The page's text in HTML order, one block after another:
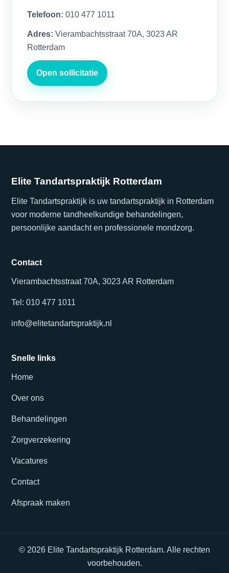
Telefoon: 010 477 1011
Adres: Vierambachtsstraat 70A, 3023 AR
Rotterdam
Open sollicitatie
Elite Tandartspraktijk Rotterdam
Elite Tandartspraktijk is uw tandartspraktijk in Rotterdam
voor moderne tandheelkundige behandelingen,
persoonlijke aandacht en professionele mondzorg.
Contact
Vierambachtsstraat 70A, 3023 AR Rotterdam
Tel: 010 477 1011
info@elitetandartspraktijk.nl
Snelle links
Home
Over ons
Behandelingen
Zorgverzekering
Vacatures
Contact
Afspraak maken
© 2026 Elite Tandartspraktijk Rotterdam. Alle rechten
voorbehouden.